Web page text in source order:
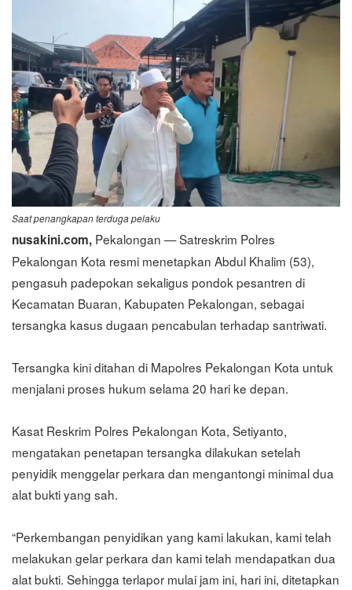
Saat penangkapan terduga pelaku
nusakini.com, Pekalongan — Satreskrim Polres
Pekalongan Kota resmi menetapkan Abdul Khalim (53),
pengasuh padepokan sekaligus pondok pesantren di
Kecamatan Buaran, Kabupaten Pekalongan, sebagai
tersangka kasus dugaan pencabulan terhadap santriwati.
Tersangka kini ditahan di Mapolres Pekalongan Kota untuk
menjalani proses hukum selama 20 hari ke depan.
Kasat Reskrim Polres Pekalongan Kota, Setiyanto,
mengatakan penetapan tersangka dilakukan setelah
penyidik menggelar perkara dan mengantongi minimal dua
alat bukti yang sah.
“Perkembangan penyidikan yang kami lakukan, kami telah
melakukan gelar perkara dan kami telah mendapatkan dua
alat bukti. Sehingga terlapor mulai jam ini, hari ini, ditetapkan